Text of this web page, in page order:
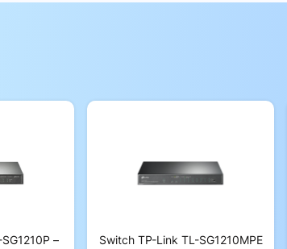
–
Switch TP-Link TL-SG1210MPE